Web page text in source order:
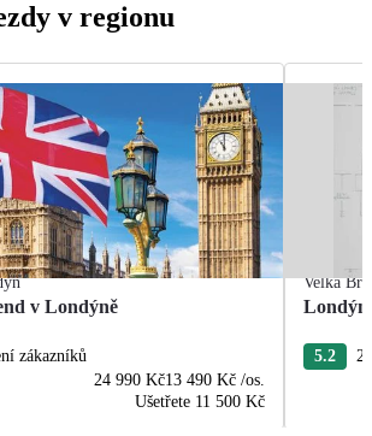
v regionu
v Londýně
zákazníků
24 990 Kč13 490 Kč /os.
Ušetřete 11 500 Kč
Velká
Londýn
5.2